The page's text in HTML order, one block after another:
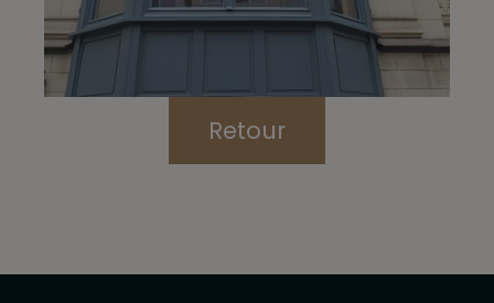
Retour